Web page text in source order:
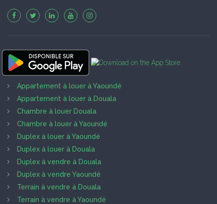
Appartement à louer à Yaoundé
Appartement à louer à Douala
Chambre à louer Douala
Chambre à louer à Yaoundé
Duplex à louer à Yaoundé
Duplex à louer à Douala
Duplex à vendre à Douala
Duplex à vendre Yaoundé
Terrain à vendre à Douala
Terrain à vendre à Yaoundé